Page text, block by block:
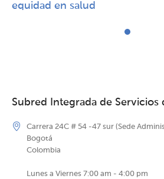
equidad en salud
Subred Integrada de Servicios
Carrera 24C # 54 -47 sur (Sede
Bogotá
Colombia
Lunes a Viernes 7:00 am - 4:00 pm